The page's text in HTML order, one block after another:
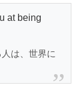
at being
人は、世界に